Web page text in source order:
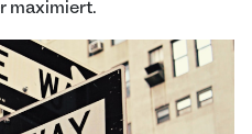
maximiert.